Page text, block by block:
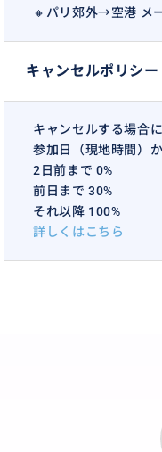
🔸パリ郊外→空港 メ
キャンセルポリシー
キャンセルする場合
参加日（現地時間）
2日前まで 0%
前日まで 30%
それ以降 100%
詳しくはこちら